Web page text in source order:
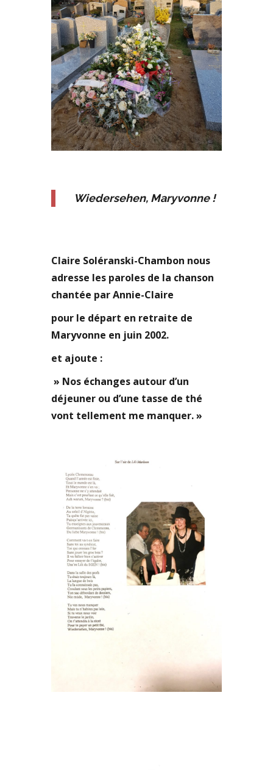
Wiedersehen, Maryvonne !
Claire Soléranski-Chambon nous
adresse les paroles de la chanson
chantée par Annie-Claire
pour le départ en retraite de
Maryvonne en juin 2002.
et ajoute :
» Nos échanges autour d’un
déjeuner ou d’une tasse de thé
vont tellement me manquer. »